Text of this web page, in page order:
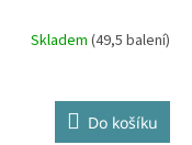
Skladem (49,5 balení)
Do košíku